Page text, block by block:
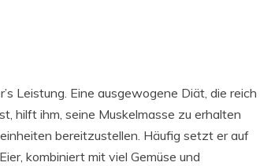
Leistung. Eine ausgewogene Diät, die reich
hilft ihm, seine Muskelmasse zu erhalten
bereitzustellen. Häufig setzt er auf
kombiniert mit viel Gemüse und